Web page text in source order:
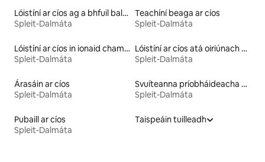
Lóistíní ar cíos ag a bhfuil balcóin
Spleit-Dalmáta
Teachíní beaga ar cíos
Spleit-Dalmáta
Lóistíní ar cíos in ionaid champála
Spleit-Dalmáta
Lóistíní ar cíos atá oiriúnach do theaghlaigh
Spleit-Dalmáta
Árasáin ar cíos
Spleit-Dalmáta
Svuíteanna príobháideacha ar cíos
Spleit-Dalmáta
Pubaill ar cíos
Spleit-Dalmáta
Taispeáin tuilleadh